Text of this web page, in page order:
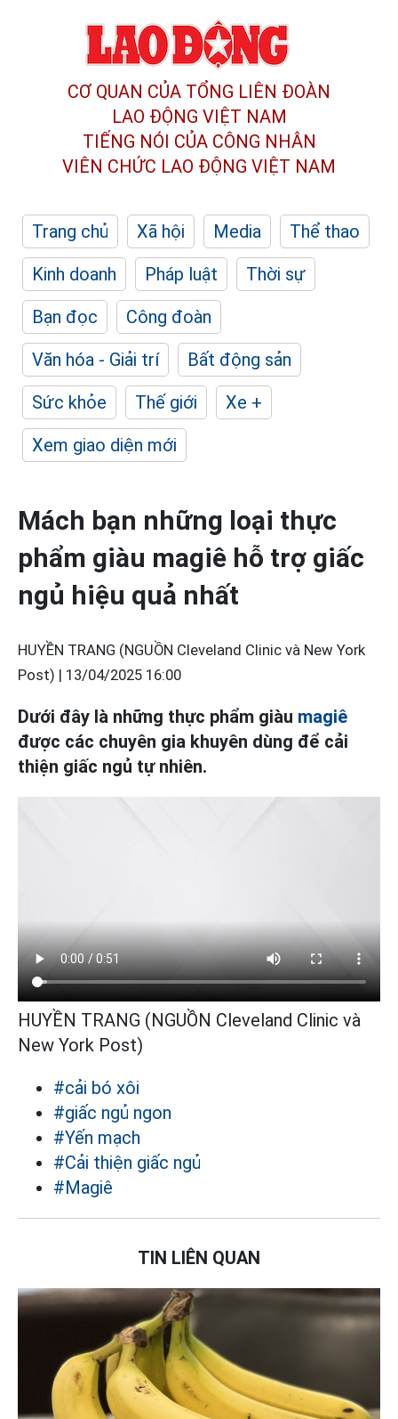
CƠ QUAN CỦA TỔNG LIÊN ĐOÀN
LAO ĐỘNG VIỆT NAM
TIẾNG NÓI CỦA CÔNG NHÂN
VIÊN CHỨC LAO ĐỘNG VIỆT NAM
Trang chủ Xã hội Media
Thể thao
Kinh doanh
Pháp luật
Thời sự
Bạn đọc
Công đoàn
Văn hóa - Giải trí
Bất động sản
Sức khỏe
Thế giới
Xe +
Xem giao diện mới
Mách bạn những loại thực
phẩm giàu magiê hỗ trợ giấc
ngủ hiệu quả nhất
HUYỀN TRANG (NGUỒN Cleveland Clinic và New York
Post) | 13/04/2025 16:00
Dưới đây là những thực phẩm giàu magiê
được các chuyên gia khuyên dùng để cải
thiện giấc ngủ tự nhiên.
HUYỀN TRANG (NGUỒN Cleveland Clinic và
New York Post)
#cải bó xôi
#giấc ngủ ngon
#Yến mạch
#Cải thiện giấc ngủ
#Magiê
TIN LIÊN QUAN